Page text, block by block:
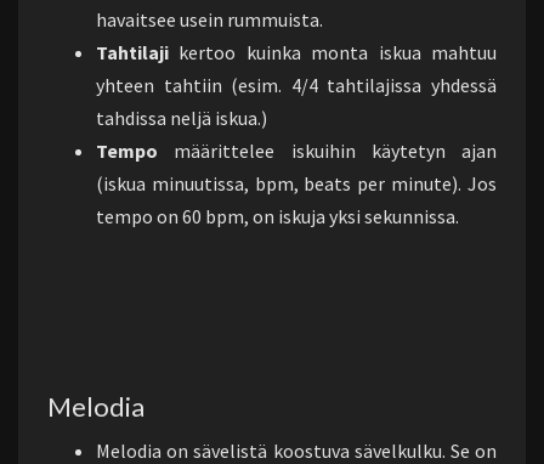
havaitsee usein rummuista.
Tahtilaji kertoo kuinka monta iskua mahtuu
yhteen tahtiin (esim. 4/4 tahtilajissa yhdessä
tahdissa neljä iskua.)
Tempo määrittelee iskuihin käytetyn ajan
(iskua minuutissa, bpm, beats per minute). Jos
tempo on 60 bpm, on iskuja yksi sekunnissa.
Melodia
Melodia on sävelistä koostuva sävelkulku. Se on